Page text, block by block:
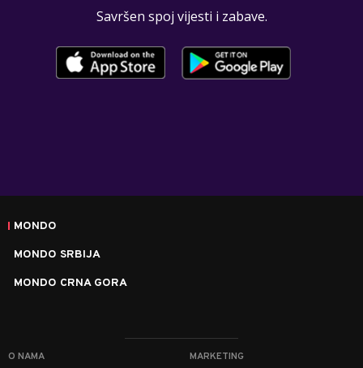
Savršen spoj vijesti i zabave.
MONDO
MONDO SRBIJA
MONDO CRNA GORA
O NAMA MARKETING